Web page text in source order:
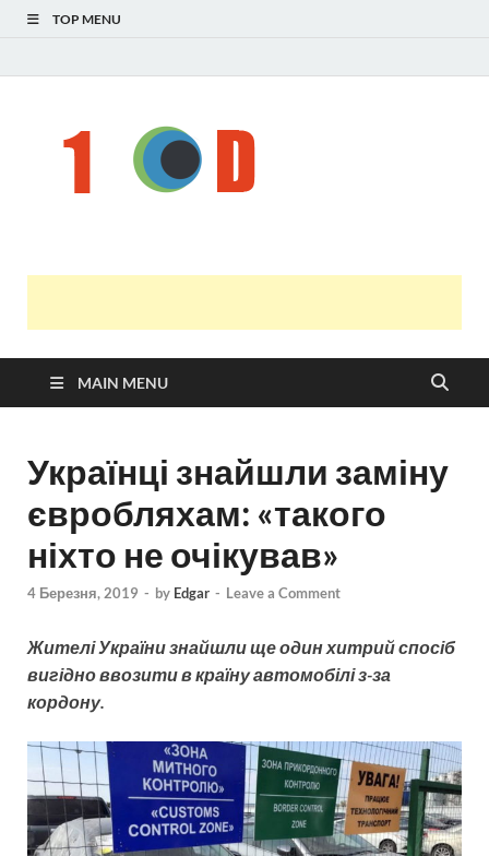
TOP MENU
MAIN MENU
Українці знайшли заміну
євробляхам: «такого
ніхто не очікував»
4 Березня, 2019 - by Edgar - Leave a Comment
Жителі України знайшли ще один хитрий спосіб
вигідно ввозити в країну автомобілі з-за
кордону.